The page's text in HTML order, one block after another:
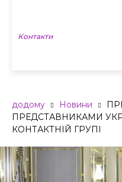
Контакти
додому Новини
ПРЕДСТАВНИКАМИ
КОНТАКТНІЙ ГРУПІ